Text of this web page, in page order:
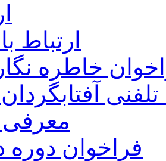
ارتباط
خاطره
تلفنی
معرفی
فراخوان دوره